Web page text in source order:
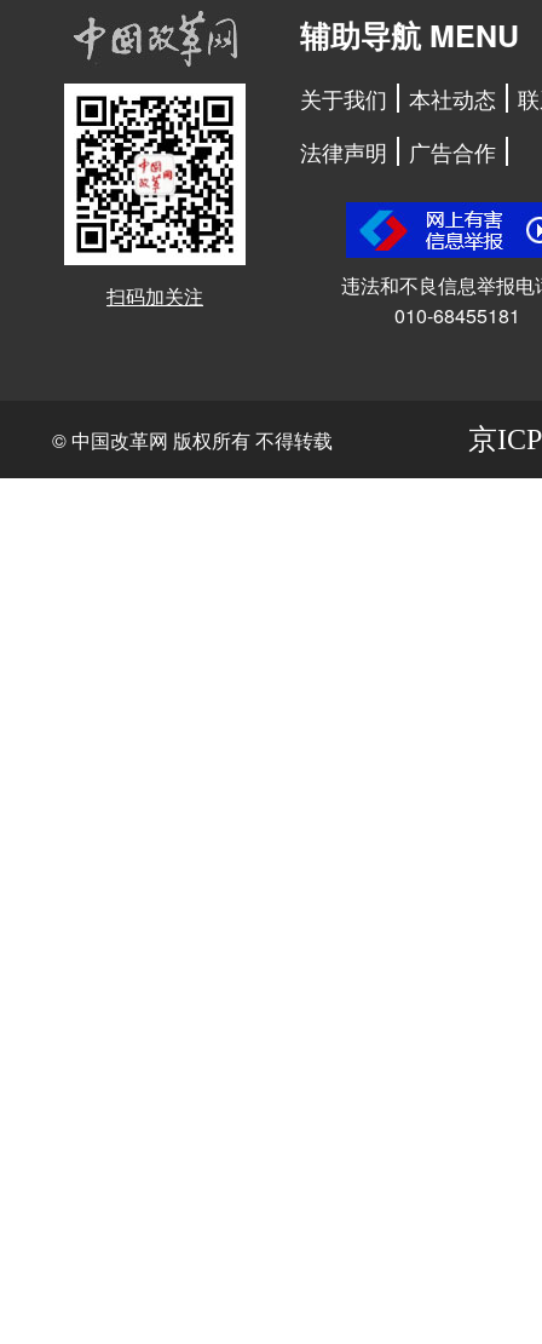
扫码加关注
辅助导航 MENU
关于我们 本社动态
法律声明
广告合作
违法和不良信息举报电
010-68455181
© 中国改革网 版权所有 不得转载 京